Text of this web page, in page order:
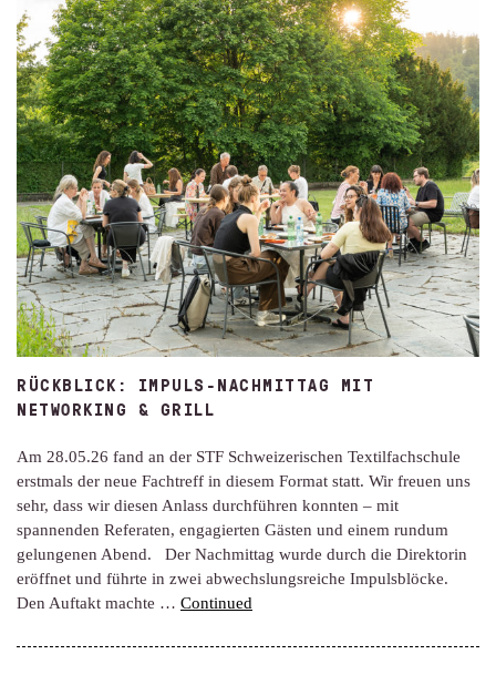
RÜCKBLICK: IMPULS-NACHMITTAG MIT
NETWORKING & GRILL
Am 28.05.26 fand an der STF Schweizerischen Textilfachschule
erstmals der neue Fachtreff in diesem Format statt. Wir freuen uns
sehr, dass wir diesen Anlass durchführen konnten – mit
spannenden Referaten, engagierten Gästen und einem rundum
gelungenen Abend. Der Nachmittag wurde durch die Direktorin
eröffnet und führte in zwei abwechslungsreiche Impulsblöcke.
Den Auftakt machte … Continued